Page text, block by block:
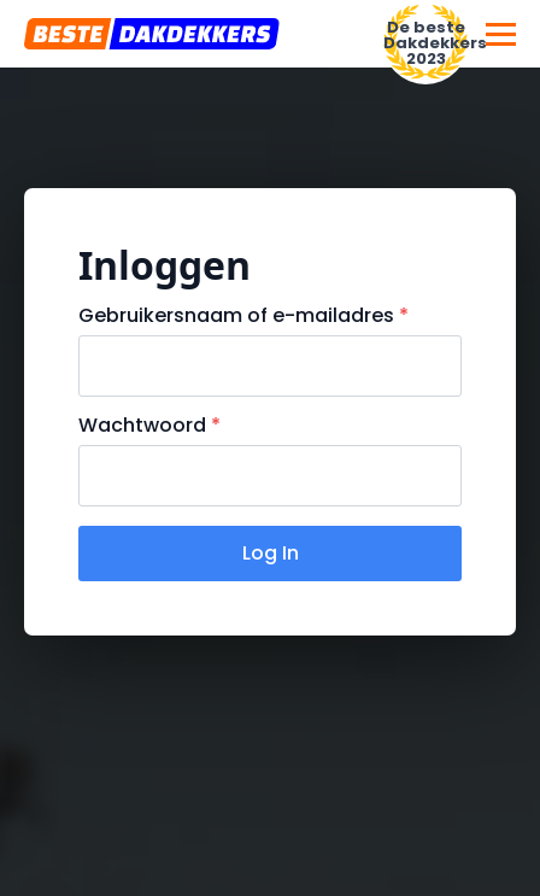
De beste
Dakdekkers
2023
Inloggen
Gebruikersnaam of e-mailadres *
Wachtwoord *
Log In